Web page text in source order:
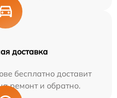
доставка
бесплатно доставит
ремонт и обратно.